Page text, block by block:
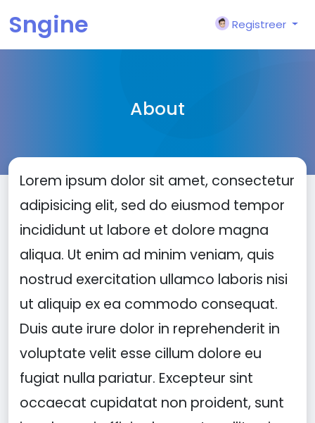
Sngine Registreer
About
Lorem ipsum dolor sit amet, consectetur
adipisicing elit, sed do eiusmod tempor
incididunt ut labore et dolore magna
aliqua. Ut enim ad minim veniam, quis
nostrud exercitation ullamco laboris nisi
ut aliquip ex ea commodo consequat.
Duis aute irure dolor in reprehenderit in
voluptate velit esse cillum dolore eu
fugiat nulla pariatur. Excepteur sint
occaecat cupidatat non proident, sunt